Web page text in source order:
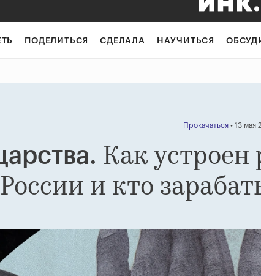
ПОДЕЛИТЬСЯ СДЕЛАЛА НАУЧИТЬСЯ
Прокачаться• 13 мая
Как
и кто